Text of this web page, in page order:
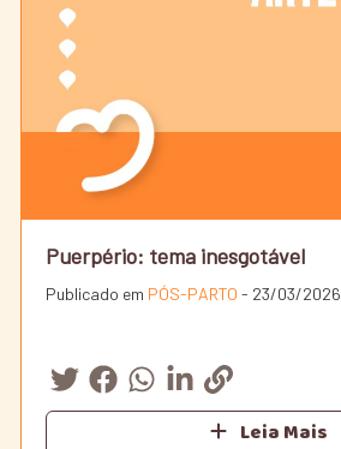
Puerpério: tema inesgotável
Publicado em PÓS-PARTO - 23/03/2026
Leia Mais